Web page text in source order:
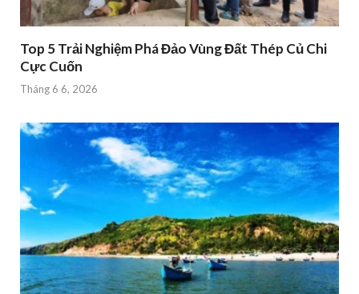
Top 5 Trải Nghiệm Phá Đảo Vùng Đất Thép Củ Chi
Cực Cuốn
Tháng 6 6, 2026